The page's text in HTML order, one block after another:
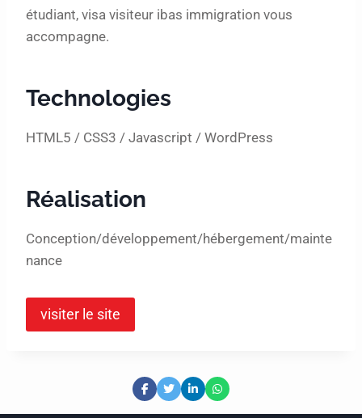
étudiant, visa visiteur ibas immigration vous
accompagne.
Technologies
HTML5 / CSS3 / Javascript / WordPress
Réalisation
Conception/développement/hébergement/mainte
nance
visiter le site